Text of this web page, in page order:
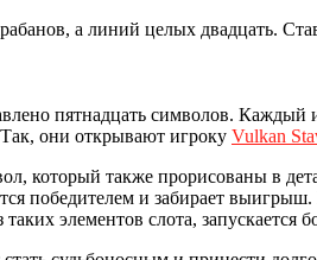
а линий целых двадцать.
пятнадцать символов.
они открывают игроку Vulkan
который также прорисованы в
победителем и забирает
элементов слота, запускается